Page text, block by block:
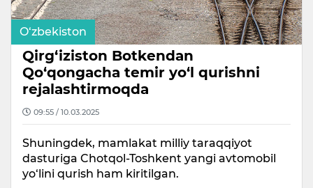
O‘zbekiston
Qirg‘iziston Botkendan
Qo‘qongacha temir yo‘l qurishni
rejalashtirmoqda
09:55 / 10.03.2025
Shuningdek, mamlakat milliy taraqqiyot
dasturiga Chotqol-Toshkent yangi avtomobil
yo‘lini qurish ham kiritilgan.